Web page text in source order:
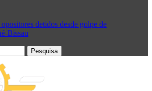
detidos desde golpe de
Bissau